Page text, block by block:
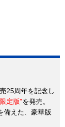
25周年を記念し
定版”を発売。
備えた、豪華版